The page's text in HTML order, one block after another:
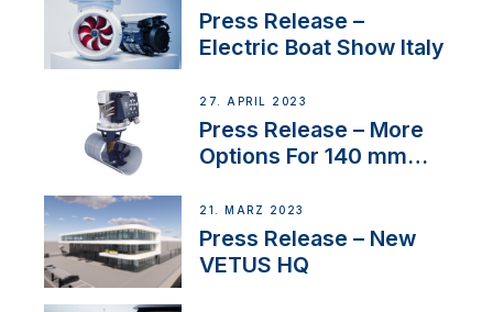
Press Release –
Electric Boat Show Italy
27. APRIL 2023
Press Release – More
Options For 140 mm
21. MÄRZ 2023
Press Release – New
VETUS HQ